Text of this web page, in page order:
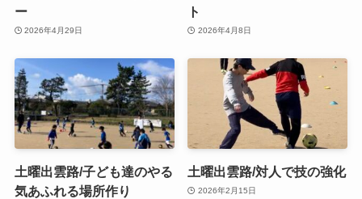
ー
2026年4月29日
ト
2026年4月8日
土曜出雲路/子ども達のやる
気あふれる場所作り
土曜出雲路/対人で技の強化
2026年2月15日